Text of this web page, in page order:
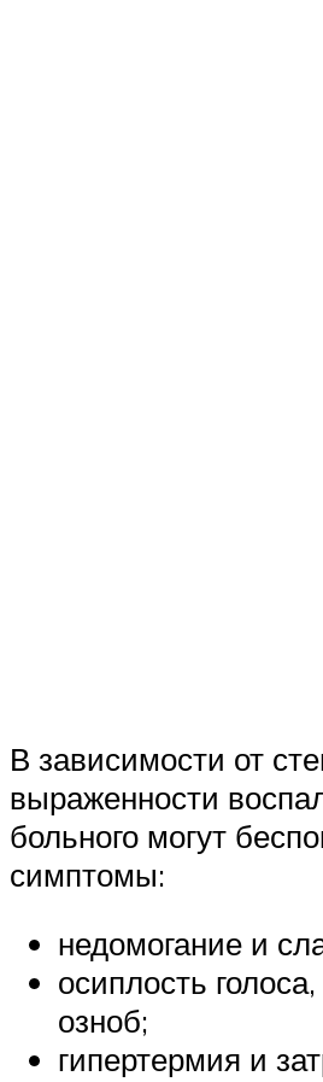
В зависимости от
выраженности
больного могут
симптомы:
недомогание и
осиплость
озноб;
гипертермия и